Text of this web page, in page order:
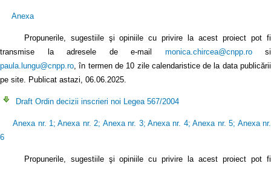
Anexa
Propunerile, sugestiile şi opiniile cu privire la acest proiect pot fi
transmise la adresele de e-mail monica.chircea@cnpp.rosi
paula.lungu@cnpp.ro , în termen de 10 zile calendaristice de la data publicării
pe site. Publicat astazi, 06.06.2025.
Draft Ordin decizii inscrieri noi Legea 567/2004
Anexa nr. 1 ;Anexa nr. 2; Anexa nr. 3;Anexa nr. 4;Anexa nr. 5; Anexa nr.
6
Propunerile, sugestiile şi opiniile cu privire la acest proiect pot fi